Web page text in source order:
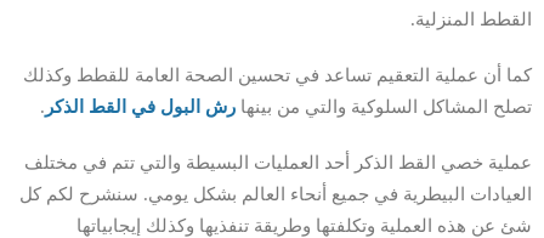
القطط المنزلية.
كما أن عملية التعقيم تساعد في تحسين الصحة العامة للقطط وكذلك
تصلح المشاكل السلوكية والتي من بينها رش البول في القط الذكر .
عملية خصي القط الذكر أحد العمليات البسيطة والتي تتم في مختلف
العيادات البيطرية في جميع أنحاء العالم بشكل يومي. سنشرح لكم كل
شئ عن هذه العملية وتكلفتها وطريقة تنفذيها وكذلك إيجابياتها